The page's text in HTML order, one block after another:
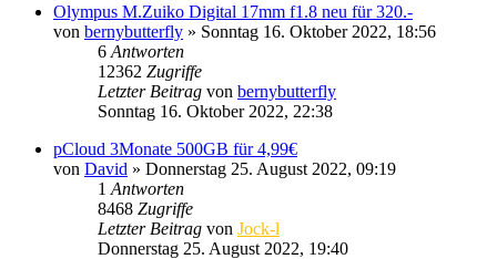
Olympus M.Zuiko Digital 17mm f1.8 neu für 320.-
von bernybutterfly » Sonntag 16. Oktober 2022, 18:56
6 Antworten
12362 Zugriffe
Letzter Beitrag von bernybutterfly
Sonntag 16. Oktober 2022, 22:38
pCloud 3Monate 500GB für 4,99€
von David » Donnerstag 25. August 2022, 09:19
1 Antworten
8468 Zugriffe
Letzter Beitrag von Jock-l
Donnerstag 25. August 2022, 19:40